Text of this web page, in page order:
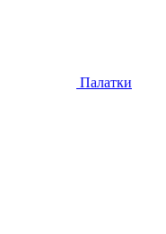
Палатки